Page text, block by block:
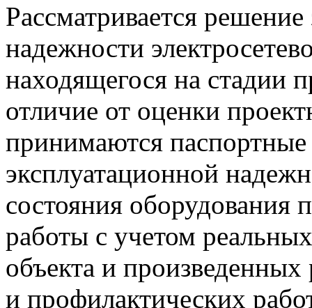
Рассматривается
надежности
находящегося на стадии
отличие от оценки
принимаются
эксплуатационной
состояния оборудования
работы с учетом
объекта и
и профилактических